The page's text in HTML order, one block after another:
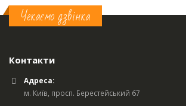
Чекаємо дзвінка
Контакти
Адреса:
м. Київ, просп. Берестейський 67